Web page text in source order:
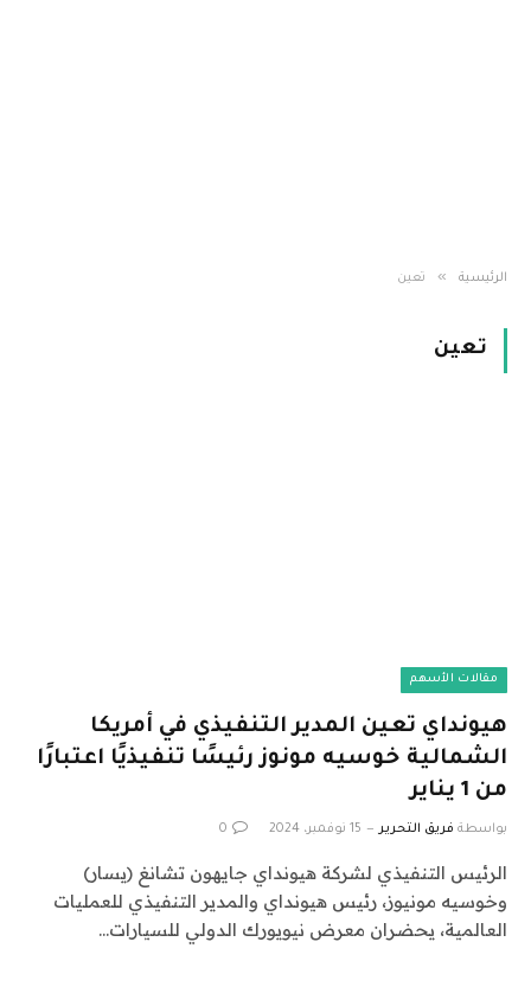
الرئيسية » تعين
تعين
مقالات الأسهم
هيونداي تعين المدير التنفيذي في أمريكا
الشمالية خوسيه مونوز رئيسًا تنفيذيًا اعتبارًا
من 1 يناير
بواسطة فريق التحرير 15 نوفمبر، 2024 0
الرئيس التنفيذي لشركة هيونداي جايهون تشانغ (يسار)
وخوسيه مونيوز، رئيس هيونداي والمدير التنفيذي للعمليات
العالمية، يحضران معرض نيويورك الدولي للسيارات…